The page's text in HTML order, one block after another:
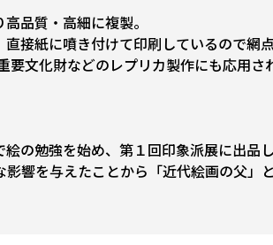
品質・高細に複製。
接紙に噴き付けて印刷しているので網
文化財などのレプリカ製作にも応用
の勉強を始め、第１回印象派展に出
響を与えたことから「近代絵画の父」と